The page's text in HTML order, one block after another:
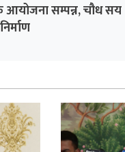
आयोजना सम्पन्न, चौध सय